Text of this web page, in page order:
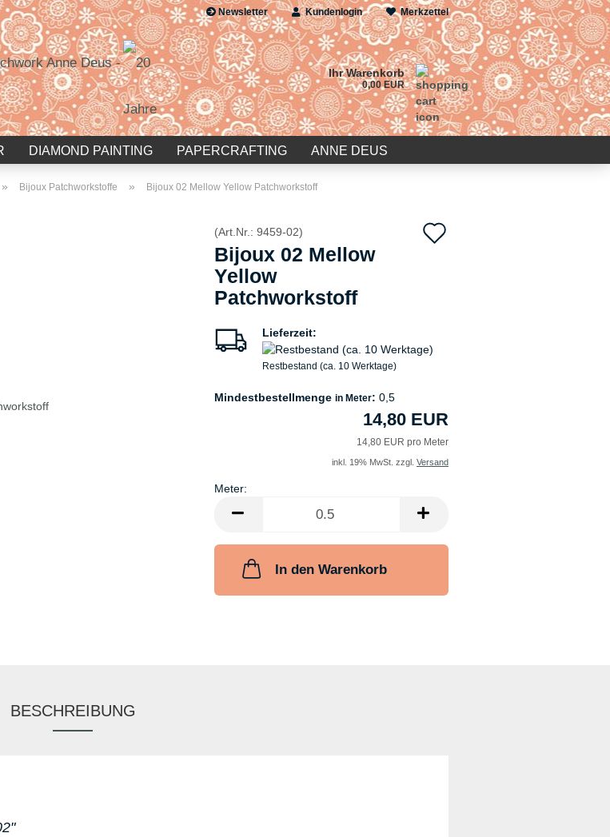
Newsletter Kundenlogin
E-Mail
Passwort
Konto erstellen
Passwort vergessen?
Merkzettel
Ihr Warenkorb
0,00 EUR
DIAMOND PAINTING PAPERCRAFTING ANNE DEUS
» Bijoux Patchworkstoffe » Bijoux 02 Mellow Yellow Patchworkstoff
(Art.Nr.: 9459-02)
Bijoux 02 Mellow
Yellow
Patchworkstoff
Lieferzeit:
Restbestand (ca. 10 Werktage)
Mindestbestellmenge in Meter: 0,5
14,80 EUR
14,80 EUR pro Meter
inkl. 19% MwSt. zzgl. Versand
Meter:
Meter
In den Warenkorb
BESCHREIBUNG